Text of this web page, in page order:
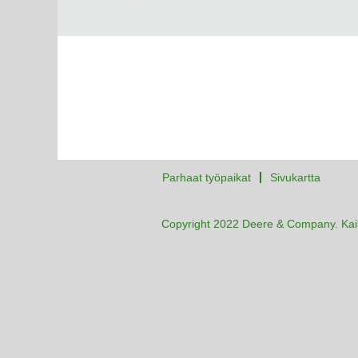
Parhaat työpaikat Sivukartta
Copyright 2022 Deere & Company.